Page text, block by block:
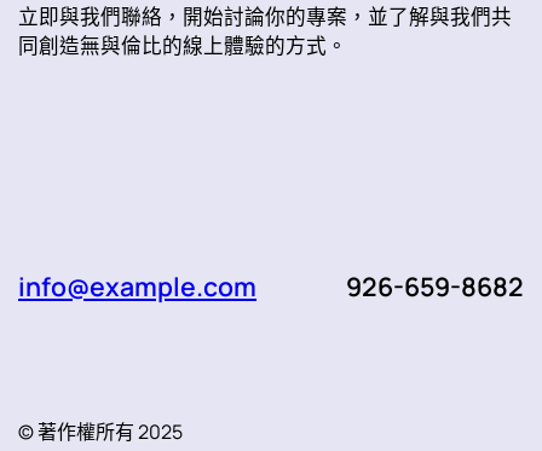
立即與我們聯絡，開始討論你的專案，並了解與我們共
同創造無與倫比的線上體驗的方式。
info@example.com 926-659-8682
© 著作權所有 2025